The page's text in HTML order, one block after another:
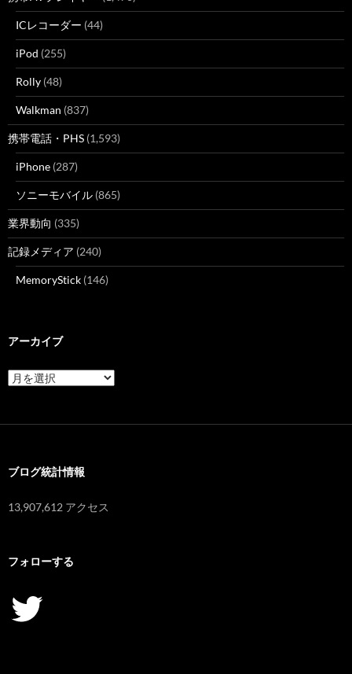
ICレコーダー (44)
iPod (255)
Rolly (48)
Walkman (837)
携帯電話・PHS (1,593)
iPhone (287)
ソニーモバイル (865)
業界動向 (335)
記録メディア (240)
MemoryStick (146)
アーカイブ
ア
ー
ブログ統計情報
13,907,612 アクセス
フォローする
Twitter